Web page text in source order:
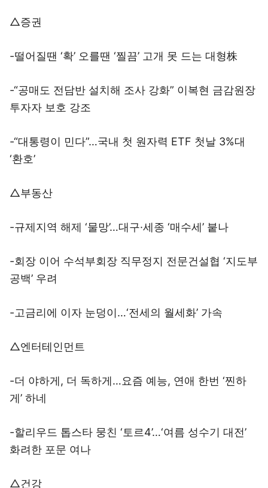
△증권
-떨어질땐 ‘확’ 오를땐 ‘찔끔’ 고개 못 드는 대형株
-“공매도 전담반 설치해 조사 강화” 이복현 금감원장
투자자 보호 강조
-“대통령이 민다”…국내 첫 원자력 ETF 첫날 3%대
‘환호’
△부동산
-규제지역 해제 ‘물망’…대구·세종 ‘매수세’ 붙나
-회장 이어 수석부회장 직무정지 전문건설협 ‘지도부
공백’ 우려
-고금리에 이자 눈덩이…‘전세의 월세화’ 가속
△엔터테인먼트
-더 야하게, 더 독하게…요즘 예능, 연애 한번 ‘찐하
게’ 하네
-할리우드 톱스타 뭉친 ‘토르4’…‘여름 성수기 대전’
화려한 포문 여나
△건강